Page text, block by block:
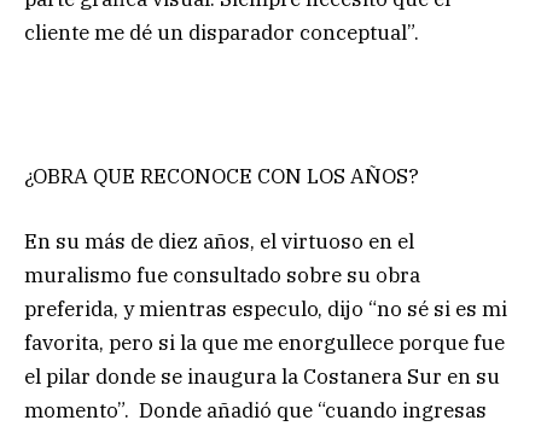
cliente me dé un disparador conceptual”.
¿OBRA QUE RECONOCE CON LOS AÑOS?
En su más de diez años, el virtuoso en el
muralismo fue consultado sobre su obra
preferida, y mientras especulo, dijo “no sé si es mi
favorita, pero si la que me enorgullece porque fue
el pilar donde se inaugura la Costanera Sur en su
momento”. Donde añadió que “cuando ingresas